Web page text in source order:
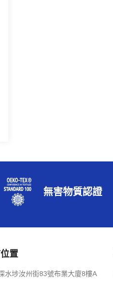
無害物質認證
置
水埗汝州街83號布業大廈8樓A